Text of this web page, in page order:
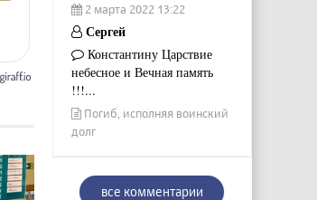
2 марта 2022 13:22
Сергей
Константину Царствие
небесное и Вечная память
!!!...
Погиб, исполняя воинский
долг
все комментарии